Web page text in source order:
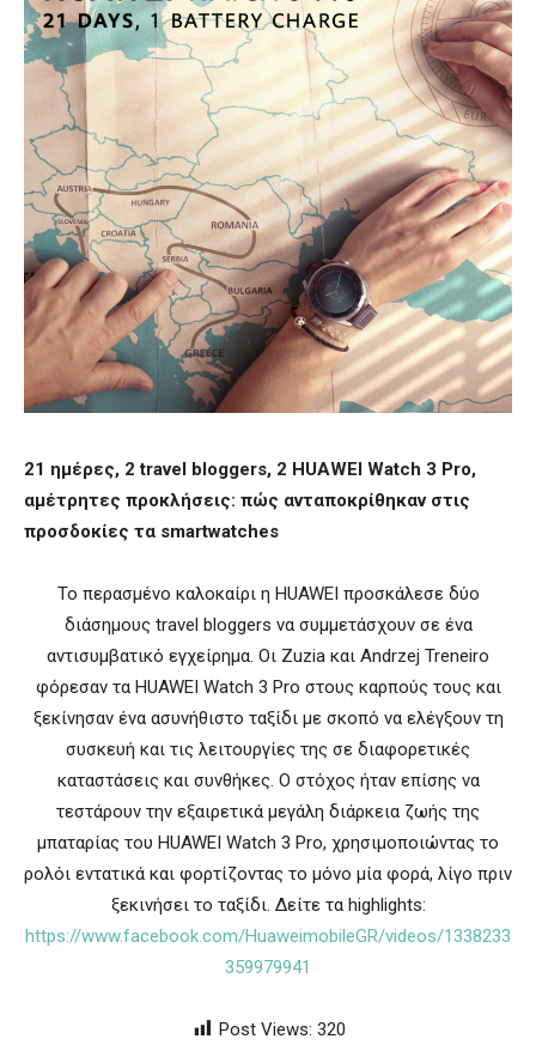
21 ημέρες, 2travel bloggers, 2 HUAWEI Watch 3 Pro,
αμέτρητες προκλήσεις: πώς ανταποκρίθηκαν στις
προσδοκίες τα smartwatches
Το περασμένο καλοκαίρι η HUAWEI προσκάλεσε δύο
διάσημους travel bloggers να συμμετάσχουν σε ένα
αντισυμβατικό εγχείρημα. Οι Zuzia και Andrzej Treneiro
φόρεσαν τα HUAWEI Watch 3 Pro στους καρπούς τους και
ξεκίνησαν ένα ασυνήθιστο ταξίδι με σκοπό να ελέγξουν τη
συσκευή και τις λειτουργίες της σε διαφορετικές
καταστάσεις και συνθήκες. Ο στόχος ήταν επίσης να
τεστάρουν την εξαιρετικά μεγάλη διάρκεια ζωής της
μπαταρίας του HUAWEI Watch 3 Pro, χρησιμοποιώντας το
ρολόι εντατικά και φορτίζοντας το μόνο μία φορά, λίγο πριν
ξεκινήσει το ταξίδι. Δείτε τα highlights:
https://www.facebook.com/HuaweimobileGR/videos/1338233
359979941
Post Views: 320